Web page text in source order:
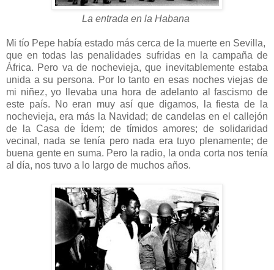
La entrada en la Habana
Mi tío Pepe había estado más cerca de la muerte en Sevilla,
que en todas las penalidades sufridas en la campaña de
África. Pero va de nochevieja, que inevitablemente estaba
unida a su persona. Por lo tanto en esas noches viejas de
mi niñez, yo llevaba una hora de adelanto al fascismo de
este país. No eran muy así que digamos, la fiesta de la
nochevieja, era más la Navidad; de candelas en el callejón
de la Casa de Ídem; de tímidos amores; de solidaridad
vecinal, nada se tenía pero nada era tuyo plenamente; de
buena gente en suma. Pero la radio, la onda corta nos tenía
al día, nos tuvo a lo largo de muchos años.